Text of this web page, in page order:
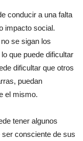
conducir a una falta
impacto social.
se sigan los
que puede dificultar
dificultar que otros
puedan
el mismo.
tener algunos
consciente de sus